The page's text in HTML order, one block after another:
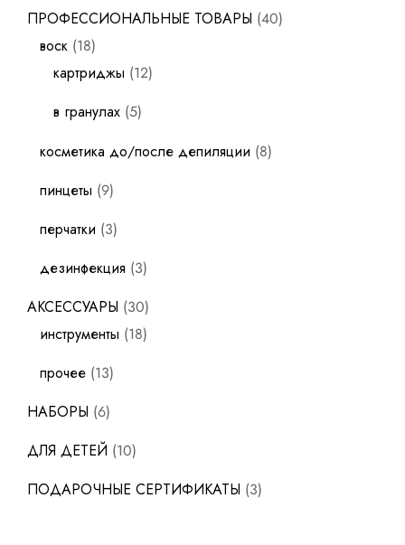
ПРОФЕССИОНАЛЬНЫЕ ТОВАРЫ 40
воск 18
картриджы 12
в гранулах 5
косметика до/после депиляции 8
пинцеты 9
перчатки 3
дезинфекция 3
АКСЕССУАРЫ 30
инструменты 18
прочее 13
НАБОРЫ 6
ДЛЯ ДЕТЕЙ 10
ПОДАРОЧНЫЕ СЕРТИФИКАТЫ 3